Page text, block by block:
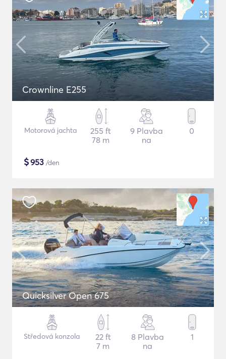
Crownline E255
Motorová jachta
255 ft
78 m
9 Plavba
na
0
$953 /den
Quicksilver Open 675
Středová konzola
22 ft
7 m
8 Plavba
na
1